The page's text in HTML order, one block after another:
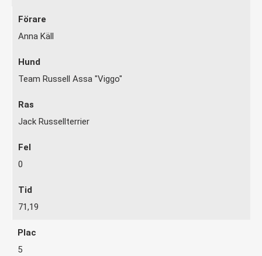
Anna Käll
Team Russell Assa "Viggo"
Jack Russellterrier
0
71,19
5